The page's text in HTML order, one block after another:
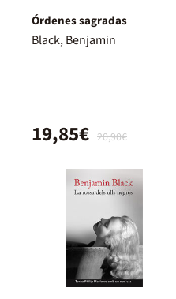
Órdenes sagradas
Black, Benjamin
20,90€
19,85€